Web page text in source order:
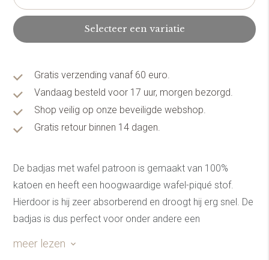
Selecteer een variatie
Gratis verzending vanaf 60 euro.
Vandaag besteld voor 17 uur, morgen bezorgd.
Shop veilig op onze beveiligde webshop.
Gratis retour binnen 14 dagen.
De badjas met wafel patroon is gemaakt van 100%
katoen en heeft een hoogwaardige wafel-piqué stof.
Hierdoor is hij zeer absorberend en droogt hij erg snel. De
badjas is dus perfect voor onder andere een
meer lezen